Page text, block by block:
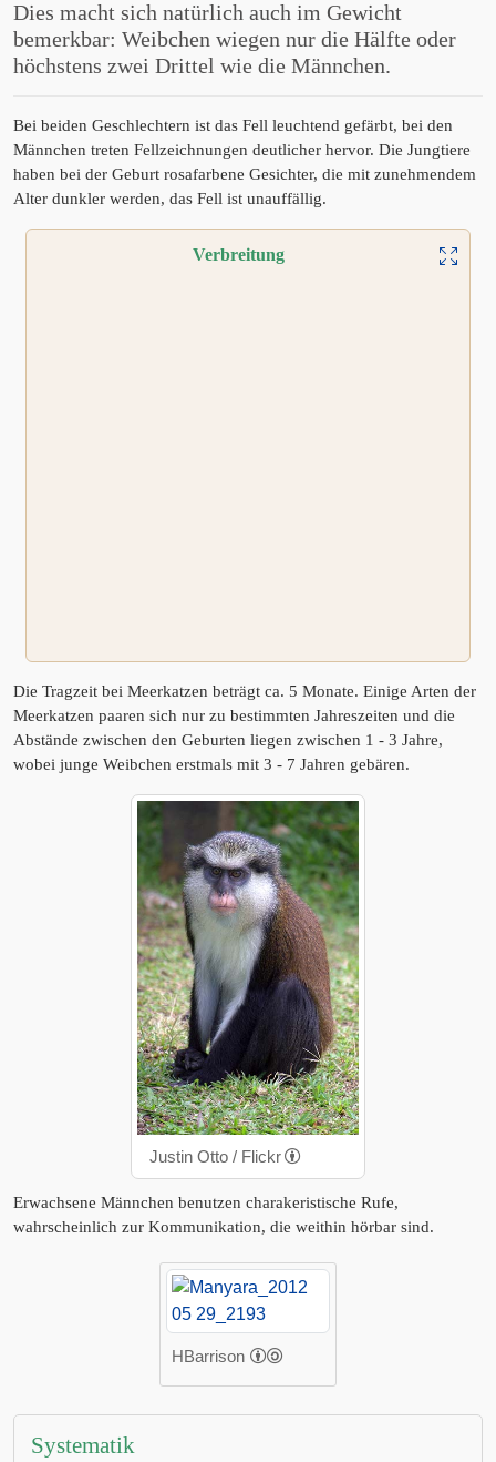
Dies macht sich natürlich auch im Gewicht
bemerkbar: Weibchen wiegen nur die Hälfte oder
höchstens zwei Drittel wie die Männchen.
Bei beiden Geschlechtern ist das Fell leuchtend gefärbt, bei den
Männchen treten Fellzeichnungen deutlicher hervor. Die Jungtiere
haben bei der Geburt rosafarbene Gesichter, die mit zunehmendem
Alter dunkler werden, das Fell ist unauffällig.
Verbreitung
Die Tragzeit bei Meerkatzen beträgt ca. 5 Monate. Einige Arten der
Meerkatzen paaren sich nur zu bestimmten Jahreszeiten und die
Abstände zwischen den Geburten liegen zwischen 1 - 3 Jahre,
wobei junge Weibchen erstmals mit 3 - 7 Jahren gebären.
Justin Otto / Flickr
Erwachsene Männchen benutzen charakeristische Rufe,
wahrscheinlich zur Kommunikation, die weithin hörbar sind.
HBarrison
Systematik